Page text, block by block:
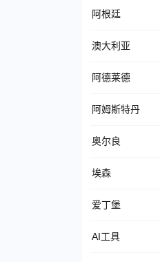
阿根廷
澳大利亚
阿德莱德
阿姆斯特丹
奥尔良
埃森
爱丁堡
AI工具